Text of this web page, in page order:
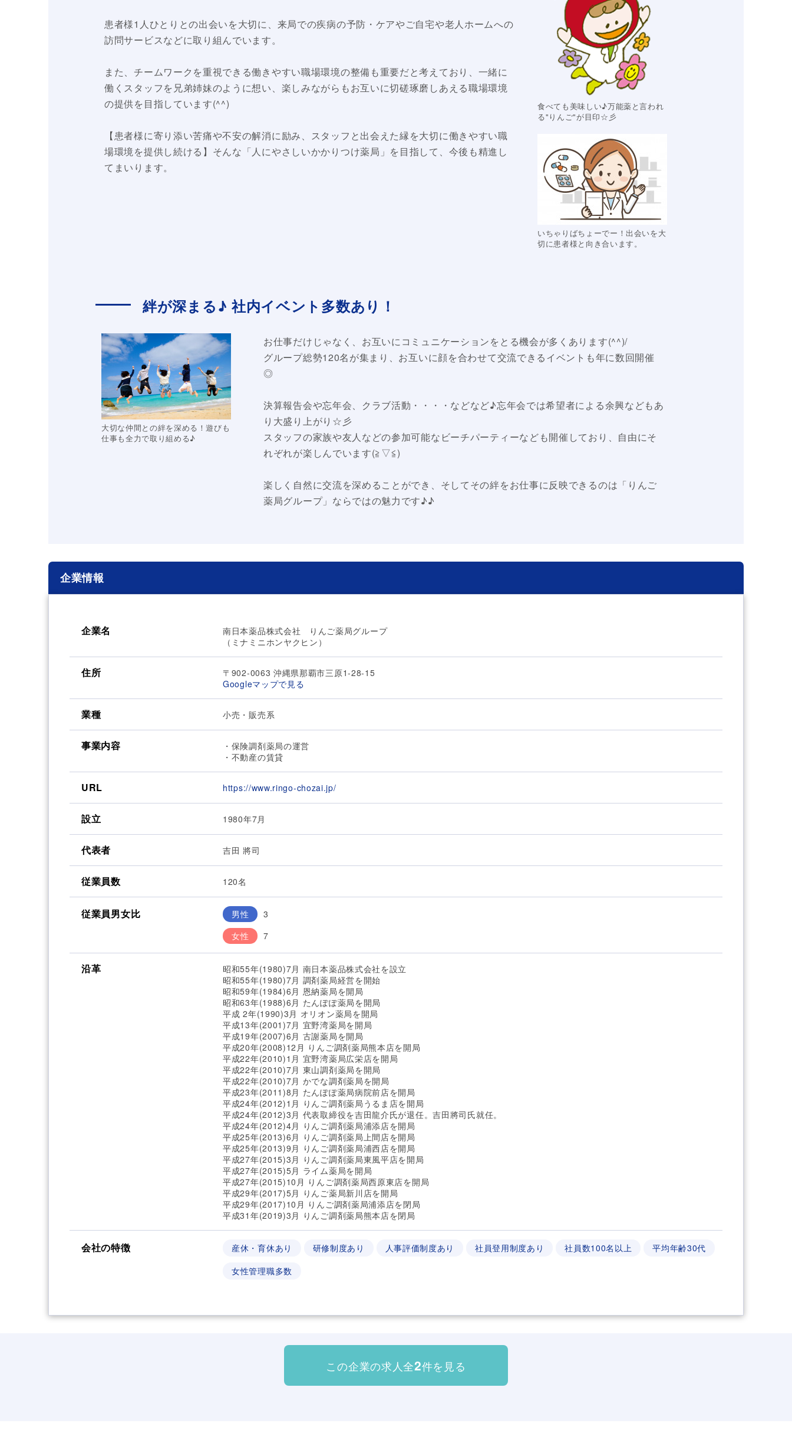
患者様1人ひとりとの出会いを大切に、来局での疾病の予防・ケアやご自宅や老人ホームへの
訪問サービスなどに取り組んでいます。
また、チームワークを重視できる働きやすい職場環境の整備も重要だと考えており、一緒に
働くスタッフを兄弟姉妹のように想い、楽しみながらもお互いに切磋琢磨しあえる職場環境
の提供を目指しています(^^)
【患者様に寄り添い苦痛や不安の解消に励み、スタッフと出会えた縁を大切に働きやすい職
場環境を提供し続ける】そんな「人にやさしいかかりつけ薬局」を目指して、今後も精進し
てまいります。
食べても美味しい♪万能薬と言われ
る"りんご"が目印☆彡
いちゃりばちょーでー！出会いを大
切に患者様と向き合います。
絆が深まる♪ 社内イベント多数あり！
大切な仲間との絆を深める！遊びも
仕事も全力で取り組める♪
お仕事だけじゃなく、お互いにコミュニケーションをとる機会が多くあります(^^)/
グループ総勢120名が集まり、お互いに顔を合わせて交流できるイベントも年に数回開催
◎
決算報告会や忘年会、クラブ活動・・・・などなど♪忘年会では希望者による余興などもあ
り大盛り上がり☆彡
スタッフの家族や友人などの参加可能なビーチパーティーなども開催しており、自由にそ
れぞれが楽しんでいます(≧▽≦)
楽しく自然に交流を深めることができ、そしてその絆をお仕事に反映できるのは「りんご
薬局グループ」ならではの魅力です♪♪
企業情報
企業名
南日本薬品株式会社 りんご薬局グループ
（ミナミニホンヤクヒン）
住所
〒902-0063 沖縄県那覇市三原1-28-15
Googleマップで見る
業種 小売・販売系
事業内容
・保険調剤薬局の運営
・不動産の賃貸
URL https://www.ringo-chozai.jp/
設立 1980年7月
代表者 吉田 將司
従業員数 120名
従業員男女比 男性
3
女性
7
沿革
昭和55年(1980)7月 南日本薬品株式会社を設立
昭和55年(1980)7月 調剤薬局経営を開始
昭和59年(1984)6月 恩納薬局を開局
昭和63年(1988)6月 たんぽぽ薬局を開局
平成 2年(1990)3月 オリオン薬局を開局
平成13年(2001)7月 宜野湾薬局を開局
平成19年(2007)6月 古謝薬局を開局
平成20年(2008)12月 りんご調剤薬局熊本店を開局
平成22年(2010)1月 宜野湾薬局広栄店を開局
平成22年(2010)7月 東山調剤薬局を開局
平成22年(2010)7月 かでな調剤薬局を開局
平成23年(2011)8月 たんぽぽ薬局病院前店を開局
平成24年(2012)1月 りんご調剤薬局うるま店を開局
平成24年(2012)3月 代表取締役を吉田龍介氏が退任。吉田將司氏就任。
平成24年(2012)4月 りんご調剤薬局浦添店を開局
平成25年(2013)6月 りんご調剤薬局上間店を開局
平成25年(2013)9月 りんご調剤薬局浦西店を開局
平成27年(2015)3月 りんご調剤薬局東風平店を開局
平成27年(2015)5月 ライム薬局を開局
平成27年(2015)10月 りんご調剤薬局西原東店を開局
平成29年(2017)5月 りんご薬局新川店を開局
平成29年(2017)10月 りんご調剤薬局浦添店を閉局
平成31年(2019)3月 りんご調剤薬局熊本店を閉局
会社の特徴 産休・育休あり 研修制度あり 人事評価制度あり 社員登用制度あり 社員数100名以上
平均年齢30代
女性管理職多数
この企業の求人全2件を見る